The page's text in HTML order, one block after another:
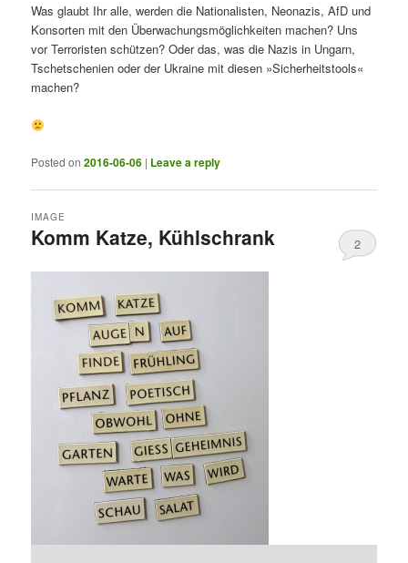
Was glaubt Ihr alle, werden die Nationalisten, Neonazis, AfD und
Konsorten mit den Überwachungsmöglichkeiten machen? Uns
vor Terroristen schützen? Oder das, was die Nazis in Ungarn,
Tschetschenien oder der Ukraine mit diesen »Sicherheitstools«
machen?
Posted on2016-06-06 | Leave a reply
Komm Katze, Kühlschrank
IMAGE
2